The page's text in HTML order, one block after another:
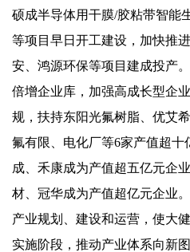
硕成半导体用干膜/胶粘带智能
等项目早日开工建设，加快推
安、鸿源环保等项目建成投产
倍增企业库，加强高成长型企
规，扶持东阳光氟树脂、优艾
氟有限、电化厂等6家产值超
成、禾康成为产值超五亿元企
材、冠华成为产值超亿元企业
产业规划、建设和运营，使大
实施阶段，推动产业体系向新图